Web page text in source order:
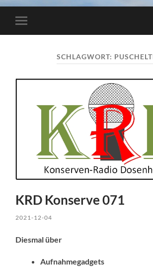
Mobile-
Menü
SCHLAGWORT:
KRD Konserve 071
2021-12-04
Diesmal über
Aufnahmegadgets